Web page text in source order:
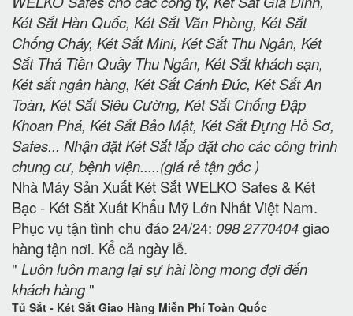
Két Sắt Hàn Quốc, Két Sắt Văn Phòng, Két Sắt
Chống Cháy, Két Sắt Mini, Két Sắt Thu Ngân, Két
Sắt Thả Tiền Quầy Thu Ngân, Két Sắt khách sạn,
Két sắt ngân hàng, Két Sắt Cánh Đúc, Két Sắt An
Toàn, Két Sắt Siêu Cường, Két Sắt Chống Đập
Khoan Phá, Két Sắt Bảo Mật, Két Sắt Đựng Hồ Sơ,
Safes... Nhận đặt Két Sắt lắp đặt cho các công trình
chung cư, bệnh viện.....(giá rẻ tận gốc )
Nhà Máy Sản Xuất Két Sắt WELKO Safes & Két
Bạc - Két Sắt Xuất Khẩu Mỹ Lớn Nhất Việt Nam.
Phục vụ tận tình chu đáo 24/24: 098 2770404giao
hàng tận nơi. Kể cả ngày lễ.
" Luôn luôn mang lại sự hài lòng mong đợi đến
khách hàng"
Tủ Sắt - Két Sắt Giao Hàng Miễn Phí Toàn Quốc